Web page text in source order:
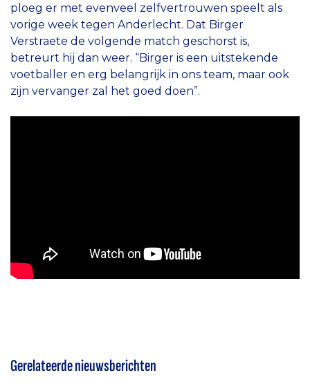
ploeg er met evenveel zelfvertrouwen speelt als
vorige week tegen Anderlecht. Dat Birger
Verstraete de volgende match geschorst is,
betreurt hij dan weer. “Birger is een uitstekende
voetballer en erg belangrijk in ons team, maar ook
zijn vervanger zal het goed doen”.
Gerelateerde nieuwsberichten